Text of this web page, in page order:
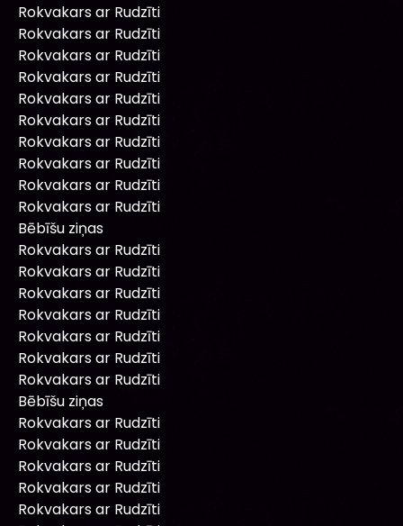
Rokvakars ar Rudzīti
Rokvakars ar Rudzīti
Rokvakars ar Rudzīti
Rokvakars ar Rudzīti
Rokvakars ar Rudzīti
Rokvakars ar Rudzīti
Rokvakars ar Rudzīti
Rokvakars ar Rudzīti
Rokvakars ar Rudzīti
Rokvakars ar Rudzīti
Bēbīšu ziņas
Rokvakars ar Rudzīti
Rokvakars ar Rudzīti
Rokvakars ar Rudzīti
Rokvakars ar Rudzīti
Rokvakars ar Rudzīti
Rokvakars ar Rudzīti
Rokvakars ar Rudzīti
Bēbīšu ziņas
Rokvakars ar Rudzīti
Rokvakars ar Rudzīti
Rokvakars ar Rudzīti
Rokvakars ar Rudzīti
Rokvakars ar Rudzīti